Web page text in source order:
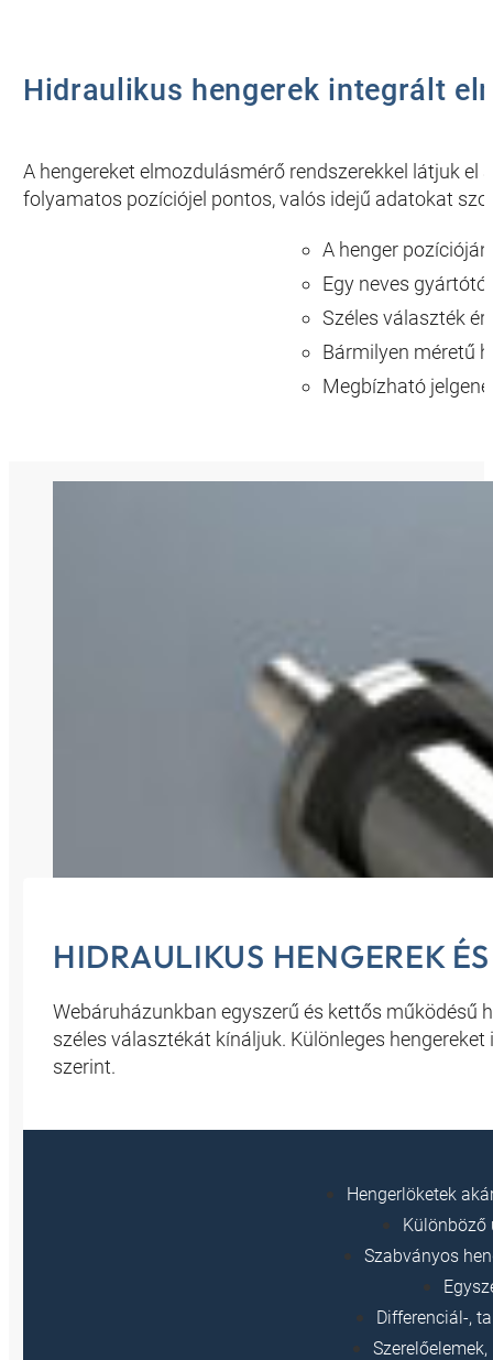
Hidraulikus hengerek integrált
A hengereket elmozdulásmérő rendszerekkel látjuk
folyamatos pozíciójel pontos, valós idejű adatokat
A henger
Egy neves
Széles választék
Bármilyen méretű
Megbízható
HIDRAULIKUS HENGEREK
Webáruházunkban egyszerű és kettős működésű
széles választékát kínáljuk. Különleges
szerint.
Hengerlöketek
Különböző
Szabványos
Differenciál-,